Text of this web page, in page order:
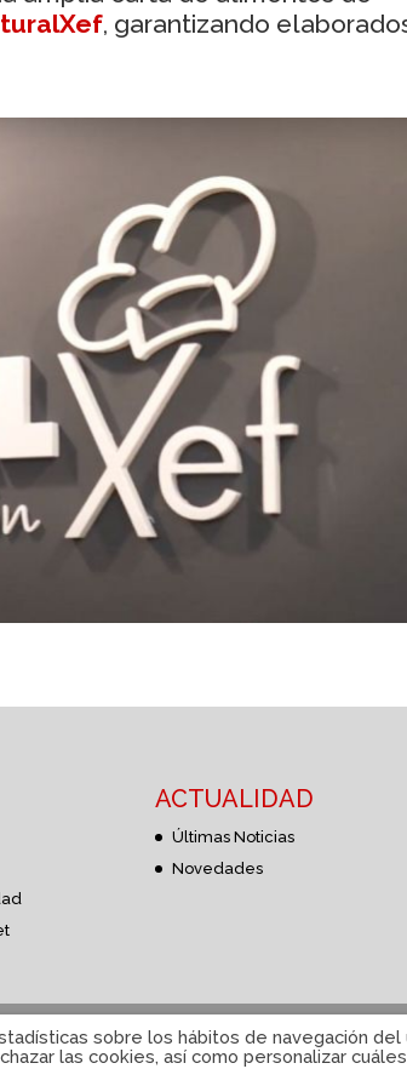
, garantizando
ACTUALIDAD
Últimas Noticias
Novedades
interno de información|© Disteco 2022
sobre los hábitos de navegación del
las cookies, así como personalizar